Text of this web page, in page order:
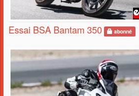
Essai BSA Bantam 350 abonné